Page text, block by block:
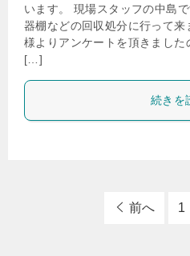
います。 現場スタッフの中島
器棚などの回収処分に行って
様よりアンケートを頂きまし
[…]
続きを
前へ 1